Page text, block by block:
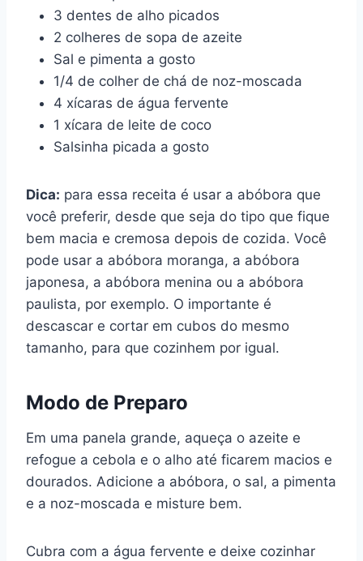
3 dentes de alho picados
2 colheres de sopa de azeite
Sal e pimenta a gosto
1/4 de colher de chá de noz-moscada
4 xícaras de água fervente
1 xícara de leite de coco
Salsinha picada a gosto
Dica: para essa receita é usar a abóbora que
você preferir, desde que seja do tipo que fique
bem macia e cremosa depois de cozida. Você
pode usar a abóbora moranga, a abóbora
japonesa, a abóbora menina ou a abóbora
paulista, por exemplo. O importante é
descascar e cortar em cubos do mesmo
tamanho, para que cozinhem por igual.
Modo de Preparo
Em uma panela grande, aqueça o azeite e
refogue a cebola e o alho até ficarem macios e
dourados. Adicione a abóbora, o sal, a pimenta
e a noz-moscada e misture bem.
Cubra com a água fervente e deixe cozinhar